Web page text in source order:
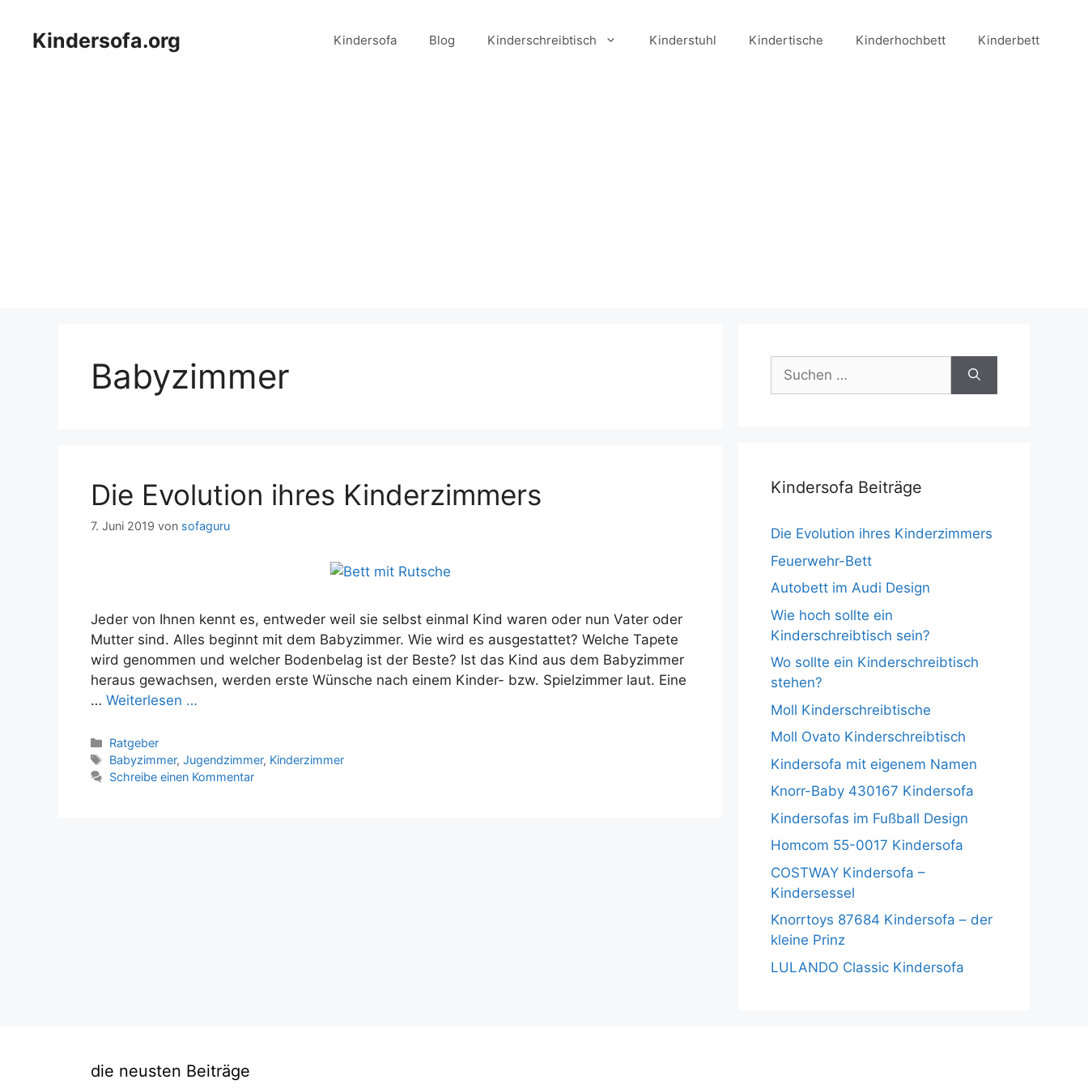
Inhalt
springenKindersofa.org Kindersofa Blog Kinderschreibtisch Kinderstuhl Kindertische Kinderhochbett Kinderbett
Babyzimmer
Die Evolution ihres Kinderzimmers
7. Juni 2019 von sofaguru
Jeder von Ihnen kennt es, entweder weil sie selbst einmal Kind waren oder nun Vater oder
Mutter sind. Alles beginnt mit dem Babyzimmer. Wie wird es ausgestattet? Welche Tapete
wird genommen und welcher Bodenbelag ist der Beste? Ist das Kind aus dem Babyzimmer
heraus gewachsen, werden erste Wünsche nach einem Kinder- bzw. Spielzimmer laut. Eine
… Weiterlesen …
Kategorien
Ratgeber
Schlagwörter
Babyzimmer,Jugendzimmer, Kinderzimmer
Schreibe einen Kommentar
Suche
nach:
Kindersofa Beiträge
Die Evolution ihres Kinderzimmers
Feuerwehr-Bett
Autobett im Audi Design
Wie hoch sollte ein
Kinderschreibtisch sein?
Wo sollte ein Kinderschreibtisch
stehen?
Moll Kinderschreibtische
Moll Ovato Kinderschreibtisch
Kindersofa mit eigenem Namen
Knorr-Baby 430167 Kindersofa
Kindersofas im Fußball Design
Homcom 55-0017 Kindersofa
COSTWAY Kindersofa –
Kindersessel
Knorrtoys 87684 Kindersofa – der
kleine Prinz
LULANDO Classic Kindersofa
die neusten Beiträge